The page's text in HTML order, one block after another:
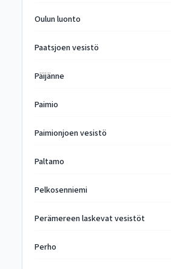
Oulun luonto
Paatsjoen vesistö
Päijänne
Paimio
Paimionjoen vesistö
Paltamo
Pelkosenniemi
Perämereen laskevat vesistöt
Perho